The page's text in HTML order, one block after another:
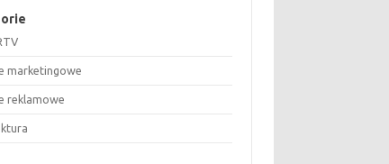
marketingowe
reklamowe